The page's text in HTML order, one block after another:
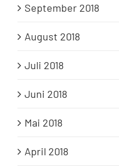
September 2018
August 2018
Juli 2018
Juni 2018
Mai 2018
April 2018